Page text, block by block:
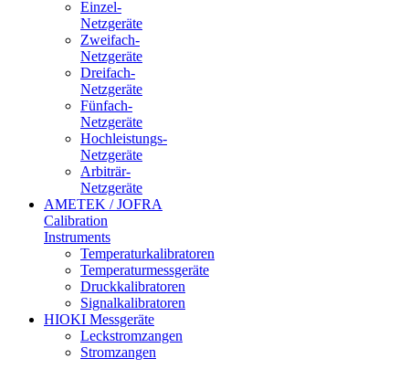
Einzel-
Netzgeräte
Zweifach-
Netzgeräte
Dreifach-
Netzgeräte
Fünfach-
Netzgeräte
Hochleistungs-
Netzgeräte
Arbiträr-
Netzgeräte
AMETEK / JOFRA
Calibration
Instruments
Temperaturkalibratoren
Temperaturmessgeräte
Druckkalibratoren
Signalkalibratoren
HIOKI Messgeräte
Leckstromzangen
Stromzangen